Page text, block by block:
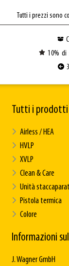
Tutti i prezzi sono
10%
Tutti i prodotti
Airless / HEA
HVLP
XVLP
Clean & Care
Unità
Pistola termica
Colore
Informazioni
J. Wagner GmbH